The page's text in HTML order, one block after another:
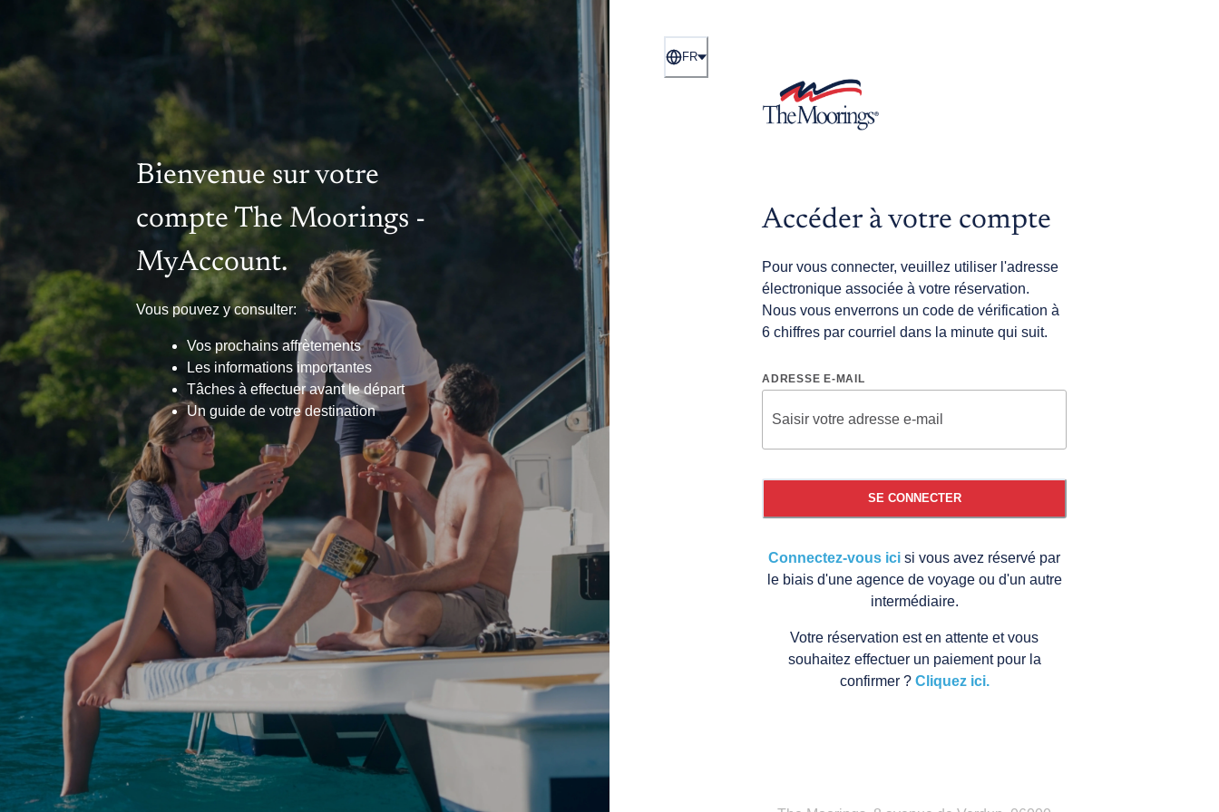
Bienvenue sur votre
compte The Moorings -
MyAccount.
Vous pouvez y consulter:
Vos prochains affrètements
Les informations importantes
Tâches à effectuer avant le départ
Un guide de votre destination
FR
Accéder à votre compte
Pour vous connecter, veuillez utiliser l'adresse
électronique associée à votre réservation.
Nous vous enverrons un code de vérification à
6 chiffres par courriel dans la minute qui suit.
ADRESSE E-MAIL
SE CONNECTER
Connectez-vous ici si vous avez réservé par
le biais d'une agence de voyage ou d'un autre
intermédiaire.
Votre réservation est en attente et vous
souhaitez effectuer un paiement pour la
confirmer ? Cliquez ici.